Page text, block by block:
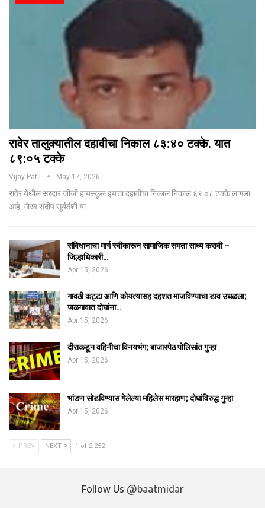
रावेर तालुक्यातील दहावीचा निकाल ८३:४० टक्के. यात
८९:०५ टक्के
Vijay Patil May 17, 2026
रावेर येथील सरदार जीजी हायस्कूल इयत्ता दहावीचा निकाल निकाल ६९:०८ टक्के लागला
आहे. गौरव संदीप सूर्यवंशी या…
संविधानाचा मार्ग स्वीकारून सामाजिक समता साध्य करावी –
जिल्हाधिकारी…
Apr 15, 2026
गावठी कट्टा आणि कोयत्यासह दहशत माजविण्याचा डाव उधळला;
जळगावात दोघांना…
Apr 15, 2026
दीराकडून वहिनीचा विनयभंग; बाजारपेठ पोलिसांत गुन्हा
Apr 15, 2026
भांडण सोडविण्यास गेलेल्या महिलेस मारहाण; दोघांविरुद्ध गुन्हा
Apr 15, 2026
PREV NEXT 1 of 2,252
Follow Us @baatmidar